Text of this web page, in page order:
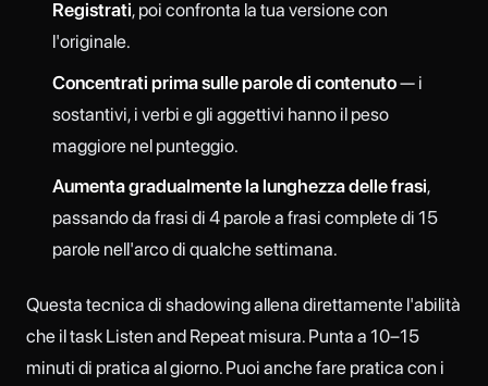
Registrati, poi confronta la tua versione con
l'originale.
Concentrati prima sulle parole di contenuto— i
sostantivi, i verbi e gli aggettivi hanno il peso
maggiore nel punteggio.
Aumenta gradualmente la lunghezza delle frasi,
passando da frasi di 4 parole a frasi complete di 15
parole nell'arco di qualche settimana.
Questa tecnica di shadowing allena direttamente l'abilità
che il task Listen and Repeat misura. Punta a 10–15
minuti di pratica al giorno. Puoi anche fare pratica con i